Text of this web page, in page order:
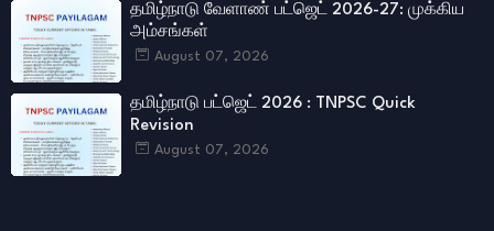
தமிழ்நாடு வேளாண் பட்ஜெட் 2026-27: முக்கிய
அம்சங்கள்
August 07, 2026
தமிழ்நாடு பட்ஜெட் 2026 : TNPSC Quick
Revision
August 07, 2026